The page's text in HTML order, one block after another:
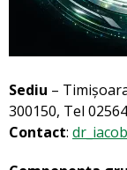
Sediu –
300150, Tel
Contact: